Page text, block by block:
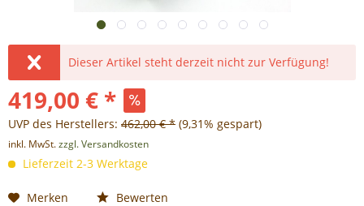
Dieser Artikel steht derzeit nicht zur Verfügung!
419,00 € *
UVP des Herstellers: 462,00 € * (9,31% gespart)
inkl. MwSt.zzgl. Versandkosten
Lieferzeit 2-3 Werktage
Merken Bewerten